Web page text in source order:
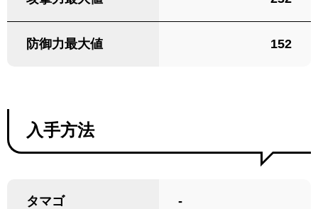
防御力最大値 152
入手方法
タマゴ -